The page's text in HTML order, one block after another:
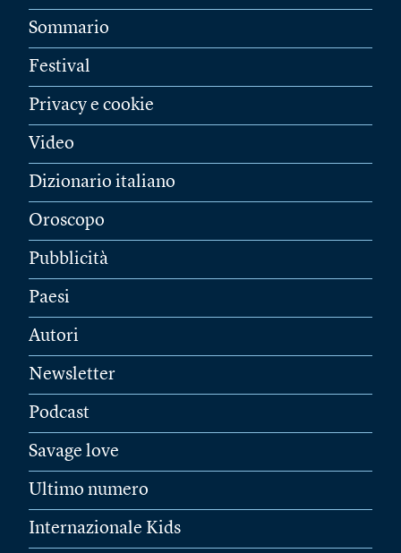
Sommario
Festival
Privacy e cookie
Video
Dizionario italiano
Oroscopo
Pubblicità
Paesi
Autori
Newsletter
Podcast
Savage love
Ultimo numero
Internazionale Kids